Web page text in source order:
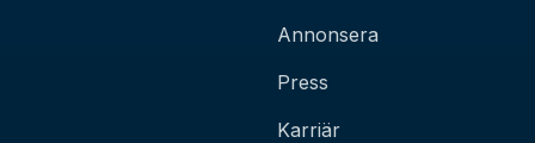
Annonsera
Press
Karriär